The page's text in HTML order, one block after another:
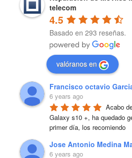
telecom
4.5
Basado en 293 reseñas.
valóranos en
Francisco octavio
6 years ago
Acabo
Galaxy s10 +, ha quedado
primer día, los recomiendo
Jose Antonio Medina
6 years ago